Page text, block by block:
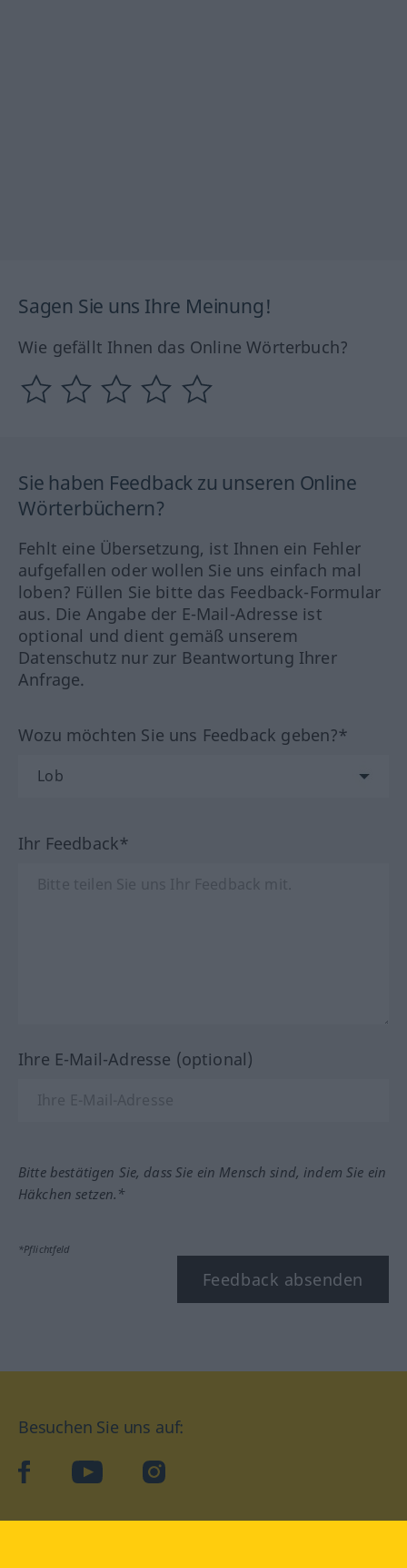
Sagen Sie uns Ihre Meinung!
Wie gefällt Ihnen das Online Wörterbuch?
Sie haben Feedback zu unseren Online
Wörterbüchern?
Fehlt eine Übersetzung, ist Ihnen ein Fehler
aufgefallen oder wollen Sie uns einfach mal
loben? Füllen Sie bitte das Feedback-Formular
aus. Die Angabe der E-Mail-Adresse ist
optional und dient gemäß unserem
Datenschutz nur zur Beantwortung Ihrer
Anfrage.
Wozu möchten Sie uns Feedback geben?*
Ihr Feedback*
Ihre E-Mail-Adresse (optional)
Bitte bestätigen Sie, dass Sie ein Mensch sind, indem Sie ein
Häkchen setzen.*
*Pflichtfeld
Feedback absenden
Besuchen Sie uns auf:
facebookYouTube Instagram